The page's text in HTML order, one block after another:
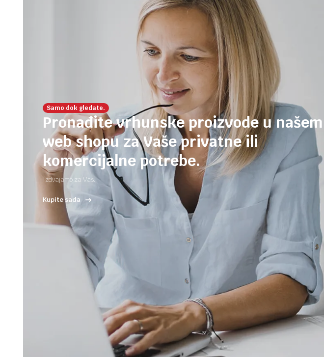
Samo dok gledate.
Pronađite vrhunske proizvode u našem
web shopu za Vaše privatne ili
komercijalne potrebe.
Izdvajamo za Vas.
Kupite sada